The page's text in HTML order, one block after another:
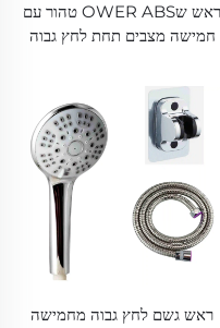
ראש שOWER ABS טהור עם
חמישה מצבים תחת לחץ גבוה
מתקדמת סיליקון נוזלים מניעת
חסימה לניקוי קלה
ראש גשם לחץ גבוה מחמישה